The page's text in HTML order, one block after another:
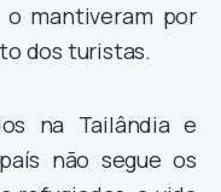
mantiveram por
dos turistas.
na Tailândia e
não segue os